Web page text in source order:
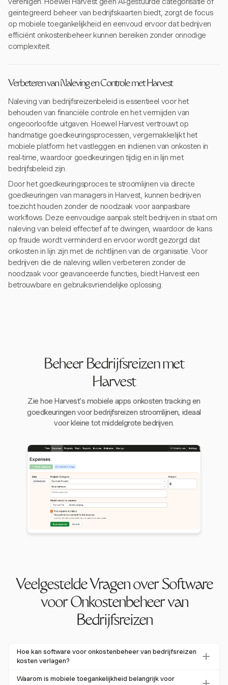
geïntegreerd beheer van bedrijfskaarten biedt, zorgt de focus
op mobiele toegankelijkheid en eenvoud ervoor dat bedrijven
efficiënt onkostenbeheer kunnen bereiken zonder onnodige
complexiteit.
Verbeteren van Naleving en Controle met Harvest
Naleving van bedrijfsreizenbeleid is essentieel voor het
behouden van financiële controle en het vermijden van
ongeoorloofde uitgaven. Hoewel Harvest vertrouwt op
handmatige goedkeuringsprocessen, vergemakkelijkt het
mobiele platform het vastleggen en indienen van onkosten in
real-time, waardoor goedkeuringen tijdig en in lijn met
bedrijfsbeleid zijn.
Door het goedkeuringsproces te stroomlijnen via directe
goedkeuringen van managers in Harvest, kunnen bedrijven
toezicht houden zonder de noodzaak voor aanpasbare
workflows. Deze eenvoudige aanpak stelt bedrijven in staat om
naleving van beleid effectief af te dwingen, waardoor de kans
op fraude wordt verminderd en ervoor wordt gezorgd dat
onkosten in lijn zijn met de richtlijnen van de organisatie. Voor
bedrijven die de naleving willen verbeteren zonder de
noodzaak voor geavanceerde functies, biedt Harvest een
betrouwbare en gebruiksvriendelijke oplossing.
Beheer Bedrijfsreizen met
Harvest
Zie hoe Harvest's mobiele apps onkosten tracking en
goedkeuringen voor bedrijfsreizen stroomlijnen, ideaal
voor kleine tot middelgrote bedrijven.
Veelgestelde Vragen over Software
voor Onkostenbeheer van
Bedrijfsreizen
Hoe kan software voor onkostenbeheer van bedrijfsreizen
kosten verlagen?
Software voor onkostenbeheer van bedrijfsreizen
Waarom is mobiele toegankelijkheid belangrijk voor